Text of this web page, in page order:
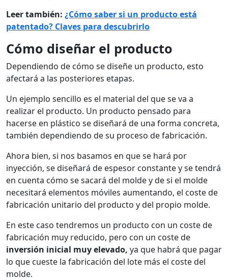
Leer también: ¿Cómo saber si un producto está
patentado? Claves para descubrirlo
Cómo diseñar el producto
Dependiendo de cómo se diseñe un producto, esto
afectará a las posteriores etapas.
Un ejemplo sencillo es el material del que se va a
realizar el producto. Un producto pensado para
hacerse en plástico se diseñará de una forma concreta,
también dependiendo de su proceso de fabricación.
Ahora bien, si nos basamos en que se hará por
inyección, se diseñará de espesor constante y se tendrá
en cuenta cómo se sacará del molde y de si el molde
necesitará elementos móviles aumentando, el coste de
fabricación unitario del producto y del propio molde.
En este caso tendremos un producto con un coste de
fabricación muy reducido, pero con un coste de
inversión inicial muy elevado, ya que habrá que pagar
lo que cueste la fabricación del lote más el coste del
molde.